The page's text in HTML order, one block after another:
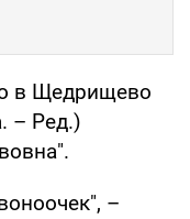
в Щедрищево
– Ред.)
–